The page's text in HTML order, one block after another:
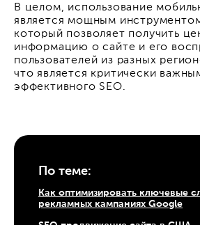
В целом, использование
является мощным
который позволяет получить
информацию о сайте и его
пользователей из разных
что является критически
эффективного SEO.
По теме:
Как оптимизировать ключевые
рекламных кампаниях Google